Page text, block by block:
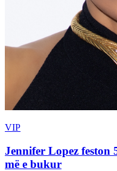
VIP
Jennifer Lopez feston
më e bukur